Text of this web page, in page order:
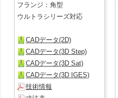
フランジ：角型
ウルトラシリーズ対応
CADデータ(2D)
CADデータ(3D Step)
CADデータ(3D Sat)
CADデータ(3D IGES)
技術情報